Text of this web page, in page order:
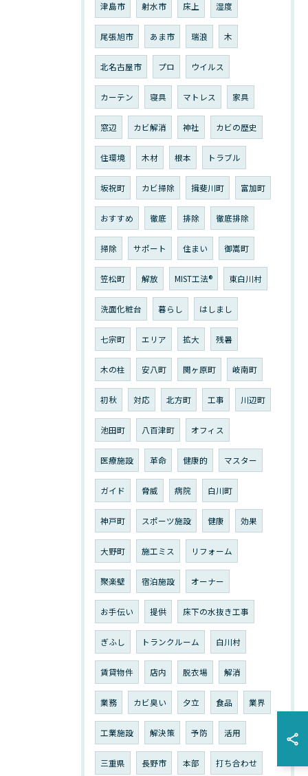
津島市 射水市 床上 湿度
尾張旭市 あま市 瑞浪 木
北名古屋市 プロ ウイルス
カーテン 寝具 マトレス 家具
窓辺 カビ解消 神社 カビの歴史
住環境 木材 根本 トラブル
坂祝町 カビ掃除 揖斐川町 富加町
おすすめ 徹底 排除 徹底排除
掃除 サポート 住まい 御嵩町
笠松町 解放 MIST工法®︎ 東白川村
洗面化粧台 暮らし はしまし
七宗町 エリア 拡大 残暑
木の柱 安八町 関ヶ原町 岐南町
初秋 対応 北方町 工事 川辺町
池田町 八百津町 オフィス
医療施設 革命 健康的 マスター
ガイド 脅威 病院 白川町
神戸町 スポーツ施設 健康 効果
大野町 施工ミス リフォーム
聚楽壁 宿泊施設 オーナー
お手伝い 提供 床下の水抜き工事
ぎふし トランクルーム 白川村
賃貸物件 店内 脱衣場 解消
業務 カビ臭い 夕立 食品 業界
工業施設 解決策 予防 活用
三重県 長野市 本部 打ち合わせ